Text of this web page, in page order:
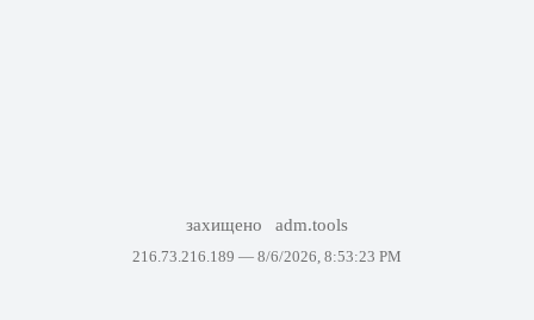
захищено adm.tools
216.73.216.189 — 8/6/2026, 8:53:23 PM